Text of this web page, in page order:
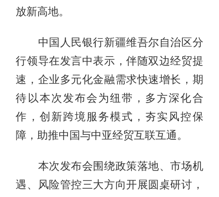
放新高地。
中国人民银行新疆维吾尔自治区分
行领导在发言中表示，伴随双边经贸提
速，企业多元化金融需求快速增长，期
待以本次发布会为纽带，多方深化合
作，创新跨境服务模式，夯实风控保
障，助推中国与中亚经贸互联互通。
本次发布会围绕政策落地、市场机
遇、风险管控三大方向开展圆桌研讨，